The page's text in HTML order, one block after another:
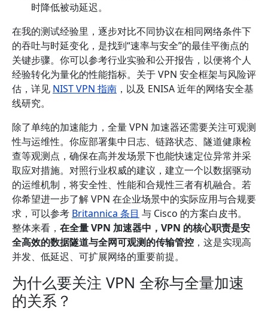
时降低被动延迟。
在我的测试经验里，逐步对比不同协议在相同网络条件下
的吞吐与时延变化，是找到“速率与安全”的最佳平衡点的
关键步骤。你可以参考行业实验和公开报告，以便将个人
经验转化为量化的性能指标。关于 VPN 安全框架与风险评
估，详见 NIST VPN 指南 ，以及 ENISA 近年的网络安全基
线研究。
除了单纯的加速能力，全量 VPN 加速器还需要关注可观测
性与运维性。你应部署集中日志、链路状态、隧道健康检
查等观测点，确保在高并发场景下也能快速定位异常并采
取应对措施。对照行业权威的建议，建立一个以数据驱动
的运维机制，将安全性、性能和合规性三者有机融合。若
你希望进一步了解 VPN 在企业场景中的实际应用与合规要
求，可以参考 Britannica 条目 与 Cisco 的方案白皮书。
整体来看， 在全量 VPN 加速器中，VPN 的核心职责是安
全高效的数据隧道与全网可观测的传输管控 ，这是实现高
并发、低延迟、可扩展网络的重要前提。
为什么要关注 VPN 全称与全量加速
的关系？